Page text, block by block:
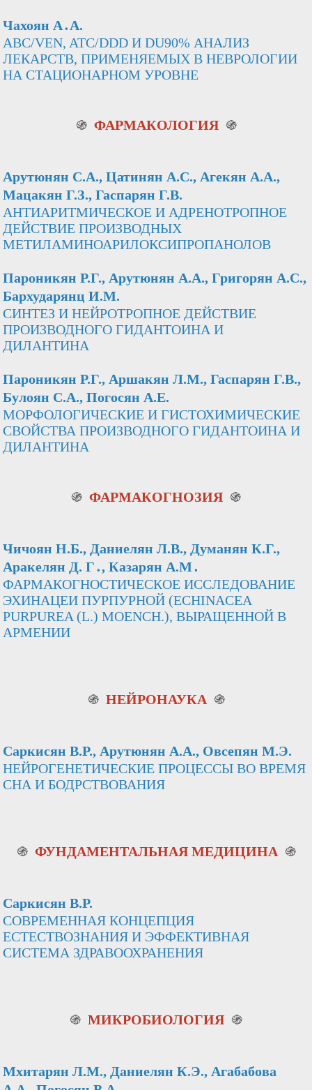
Чахоян А․А.
ABC/VEN, ATC/DDD И DU90% АНАЛИЗ
ЛЕКАРСТВ, ПРИМЕНЯЕМЫХ В НЕВРОЛОГИИ
НА СТАЦИОНАРНОМ УРОВНЕ
֍ ФАРМАКОЛОГИЯ ֍
Арутюнян С.А., Цатинян А.С., Агекян А.А.,
Мацакян Г.З., Гаспарян Г.В.
АНТИАРИТМИЧЕСКОЕ И АДРЕНОТРОПНОЕ
ДЕЙСТВИЕ ПРОИЗВОДНЫХ
МЕТИЛАМИНОАРИЛОКСИПРОПАНОЛОВ
Пароникян Р.Г., Арутюнян А.А., Григорян А.С.,
Бархударянц И.М.
СИНТЕЗ И НЕЙРОТРОПНОЕ ДЕЙСТВИЕ
ПРОИЗВОДНОГО ГИДАНТОИНА И
ДИЛАНТИНА
Пароникян Р.Г., Аршакян Л.М., Гаспарян Г.В.,
Булоян С.А., Погосян А.Е.
МОРФОЛОГИЧЕСКИЕ И ГИСТОХИМИЧЕСКИЕ
СВОЙСТВА ПРОИЗВОДНОГО ГИДАНТОИНА И
ДИЛАНТИНА
֍ ФАРМАКОГНОЗИЯ ֍
Чичоян Н.Б., Даниелян Л.В., Думанян К.Г.,
Аракелян Д. Г․, Казарян А.М․
ФАРМАКОГНОСТИЧЕСКОЕ ИССЛЕДОВАНИЕ
ЭХИНАЦЕИ ПУРПУРНОЙ (ECHINACEA
PURPUREA (L.) MOENCH.), ВЫРАЩЕННОЙ В
АРМЕНИИ
֍ НЕЙРОНАУКА ֍
Саркисян В.Р., Арутюнян А.А., Овсепян М.Э.
НЕЙРОГЕНЕТИЧЕСКИЕ ПРОЦЕССЫ ВО ВРЕМЯ
СНА И БОДРСТВОВАНИЯ
֍ ФУНДАМЕНТАЛЬНАЯ МЕДИЦИНА ֍
Саркисян В.Р.
СОВРЕМЕННАЯ КОНЦЕПЦИЯ
ЕСТЕСТВОЗНАНИЯ И ЭФФЕКТИВНАЯ
СИСТЕМА ЗДРАВООХРАНЕНИЯ
֍ МИКРОБИОЛОГИЯ ֍
Мхитарян Л.М., Даниелян К.Э., Агабабова